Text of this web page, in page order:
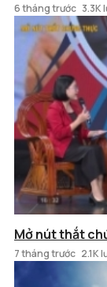
6 tháng trước 3.3K
Mở nút thắt
7 tháng trước 2.1K